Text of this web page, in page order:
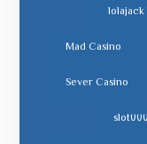
lolajack
Mad Casino
Sever Casino
slot٧٧٧